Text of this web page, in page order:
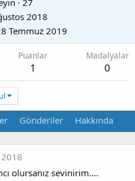
· 27
2018
Temmuz 2019
Puanlar
1
Madalyalar
0
Gönderiler Hakkında
olursanız sevinirim....